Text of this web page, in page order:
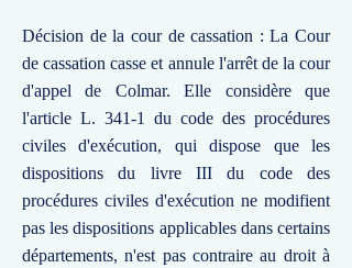
Décision de la cour de cassation : La Cour
de cassation casse et annule l'arrêt de la cour
d'appel de Colmar. Elle considère que
l'article L. 341-1 du code des procédures
civiles d'exécution, qui dispose que les
dispositions du livre III du code des
procédures civiles d'exécution ne modifient
pas les dispositions applicables dans certains
départements, n'est pas contraire au droit à